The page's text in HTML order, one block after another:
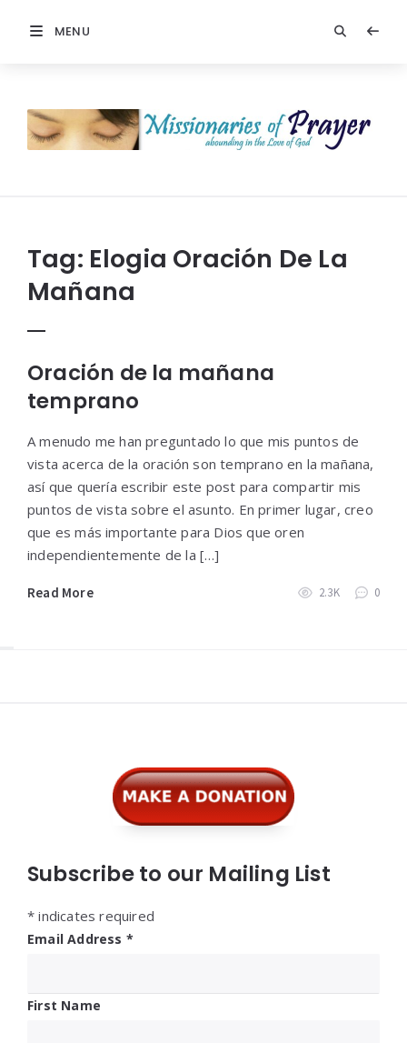
MENU
Prayers
Tag: Elogia Oración De La
Mañana
Oración de la mañana
temprano
A menudo me han preguntado lo que mis puntos de
vista acerca de la oración son temprano en la mañana,
así que quería escribir este post para compartir mis
puntos de vista sobre el asunto. En primer lugar, creo
que es más importante para Dios que oren
independientemente de la […]
Read More 2.3K 0
Subscribe to our Mailing List
* indicates required
Email Address *
First Name